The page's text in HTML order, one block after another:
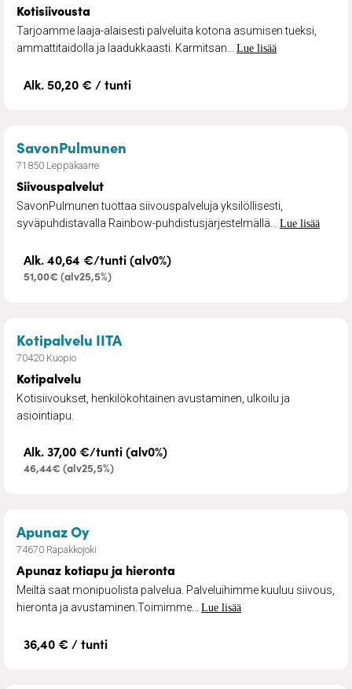
Kotisiivousta
Tarjoamme laaja-alaisesti palveluita kotona asumisen tueksi,
ammattitaidolla ja laadukkaasti. Karmitsan... Lue lisää
Alk. 50,20 € / tunti
SavonPulmunen
71850 Leppäkaarre
Siivouspalvelut
SavonPulmunen tuottaa siivouspalveluja yksilöllisesti,
syväpuhdistavalla Rainbow-puhdistusjärjestelmällä... Lue lisää
Alk. 40,64 €/tunti (alv0%)
51,00€ (alv25,5%)
Kotipalvelu IITA– Kotipalvelu
70420 Kuopio
Kotipalvelu
Kotisiivoukset, henkilökohtainen avustaminen, ulkoilu ja
asiointiapu.
Alk. 37,00 €/tunti (alv0%)
46,44€ (alv25,5%)
Apunaz Oy– Apunaz kotiapu ja hieronta
74670 Rapakkojoki
Apunaz kotiapu ja hieronta
Meiltä saat monipuolista palvelua. Palveluihimme kuuluu siivous,
hieronta ja avustaminen.Toimimme... Lue lisää
36,40 € / tunti